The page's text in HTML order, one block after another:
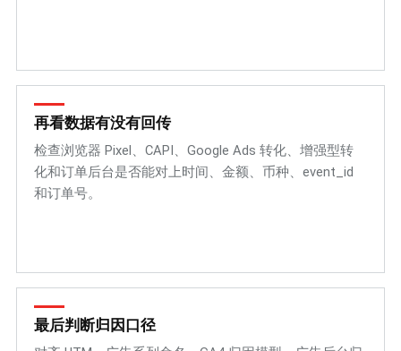
再看数据有没有回传
检查浏览器 Pixel、CAPI、Google Ads 转化、增强型转
化和订单后台是否能对上时间、金额、币种、event_id
和订单号。
最后判断归因口径